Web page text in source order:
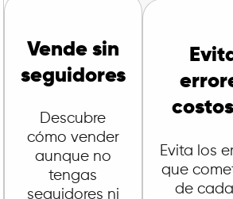
Vende sin
seguidores
Descubre
cómo vender
aunque no
tengas
seguidores ni
Evita los
que
de cada